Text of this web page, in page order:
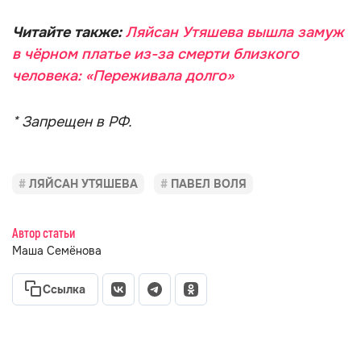
Читайте также:Ляйсан Утяшева вышла замуж
в чёрном платье из-за смерти близкого
человека: «Переживала долго»
* Запрещен в РФ.
ЛЯЙСАН УТЯШЕВА ПАВЕЛ ВОЛЯ
Автор статьи
Маша Семёнова
Ссылка